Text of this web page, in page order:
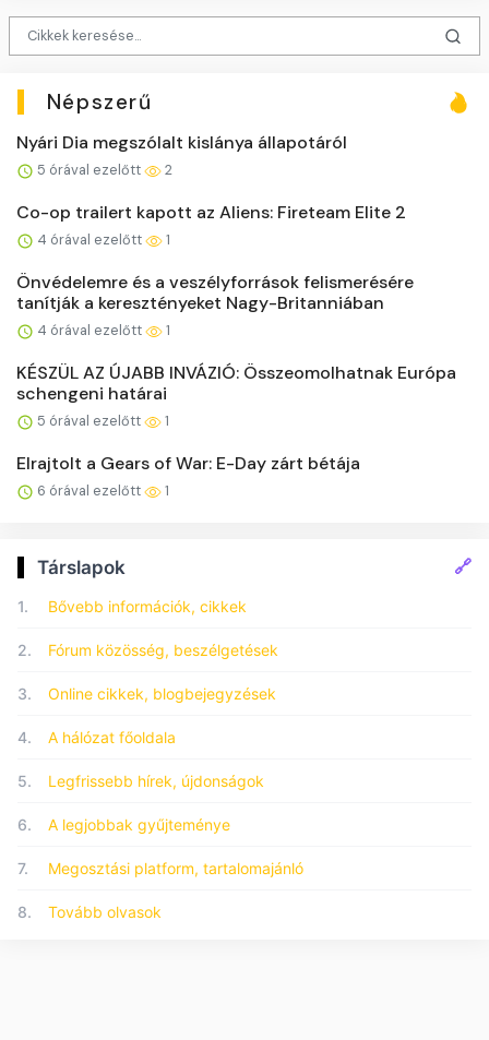
Népszerű
Nyári Dia megszólalt kislánya állapotáról
5 órával ezelőtt 2
Co-op trailert kapott az Aliens: Fireteam Elite 2
4 órával ezelőtt 1
Önvédelemre és a veszélyforrások felismerésére
tanítják a keresztényeket Nagy-Britanniában
4 órával ezelőtt 1
KÉSZÜL AZ ÚJABB INVÁZIÓ: Összeomolhatnak Európa
schengeni határai
5 órával ezelőtt 1
Elrajtolt a Gears of War: E-Day zárt bétája
6 órával ezelőtt 1
Társlapok 🔗
1. Bővebb információk, cikkek
2. Fórum közösség, beszélgetések
3. Online cikkek, blogbejegyzések
4. A hálózat főoldala
5. Legfrissebb hírek, újdonságok
6. A legjobbak gyűjteménye
7. Megosztási platform, tartalomajánló
8. Tovább olvasok